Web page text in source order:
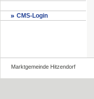
CMS-Login
Marktgemeinde Hitzendorf